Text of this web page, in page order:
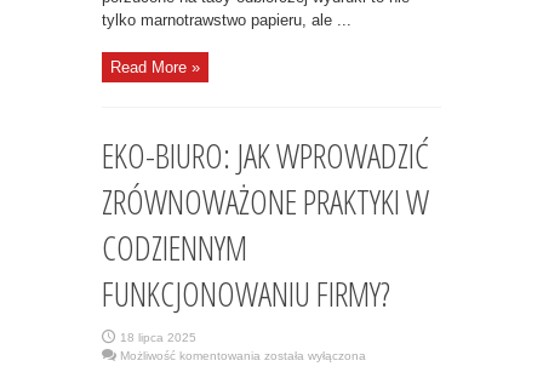
tylko marnotrawstwo papieru, ale ...
Read More »
EKO-BIURO: JAK WPROWADZIĆ
ZRÓWNOWAŻONE PRAKTYKI W
CODZIENNYM
FUNKCJONOWANIU FIRMY?
18 lipca 2025
Możliwość komentowania EKO-
została wyłączona